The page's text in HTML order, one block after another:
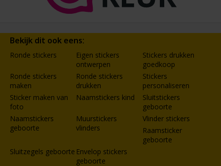
Bekijk dit ook eens:
Ronde stickers
Eigen stickers
ontwerpen
Stickers drukken
goedkoop
Ronde stickers
maken
Ronde stickers
drukken
Stickers
personaliseren
Sticker maken van
foto
Naamstickers kind
Sluitstickers
geboorte
Naamstickers
geboorte
Muurstickers
vlinders
Vlinder stickers
Raamsticker
geboorte
Sluitzegels geboorte Envelop stickers
geboorte